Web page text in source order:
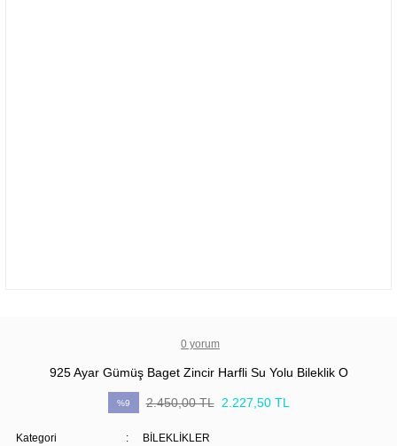
0 yorum
925 Ayar Gümüş Baget Zincir Harfli Su Yolu Bileklik O
%9 2.450,00 TL 2.227,50 TL
Kategori
BİLEKLİKLER